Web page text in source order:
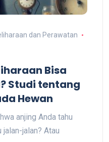
dan Perawatan
Bisa
Studi tentang
Hewan
anjing Anda tahu
jalan? Atau